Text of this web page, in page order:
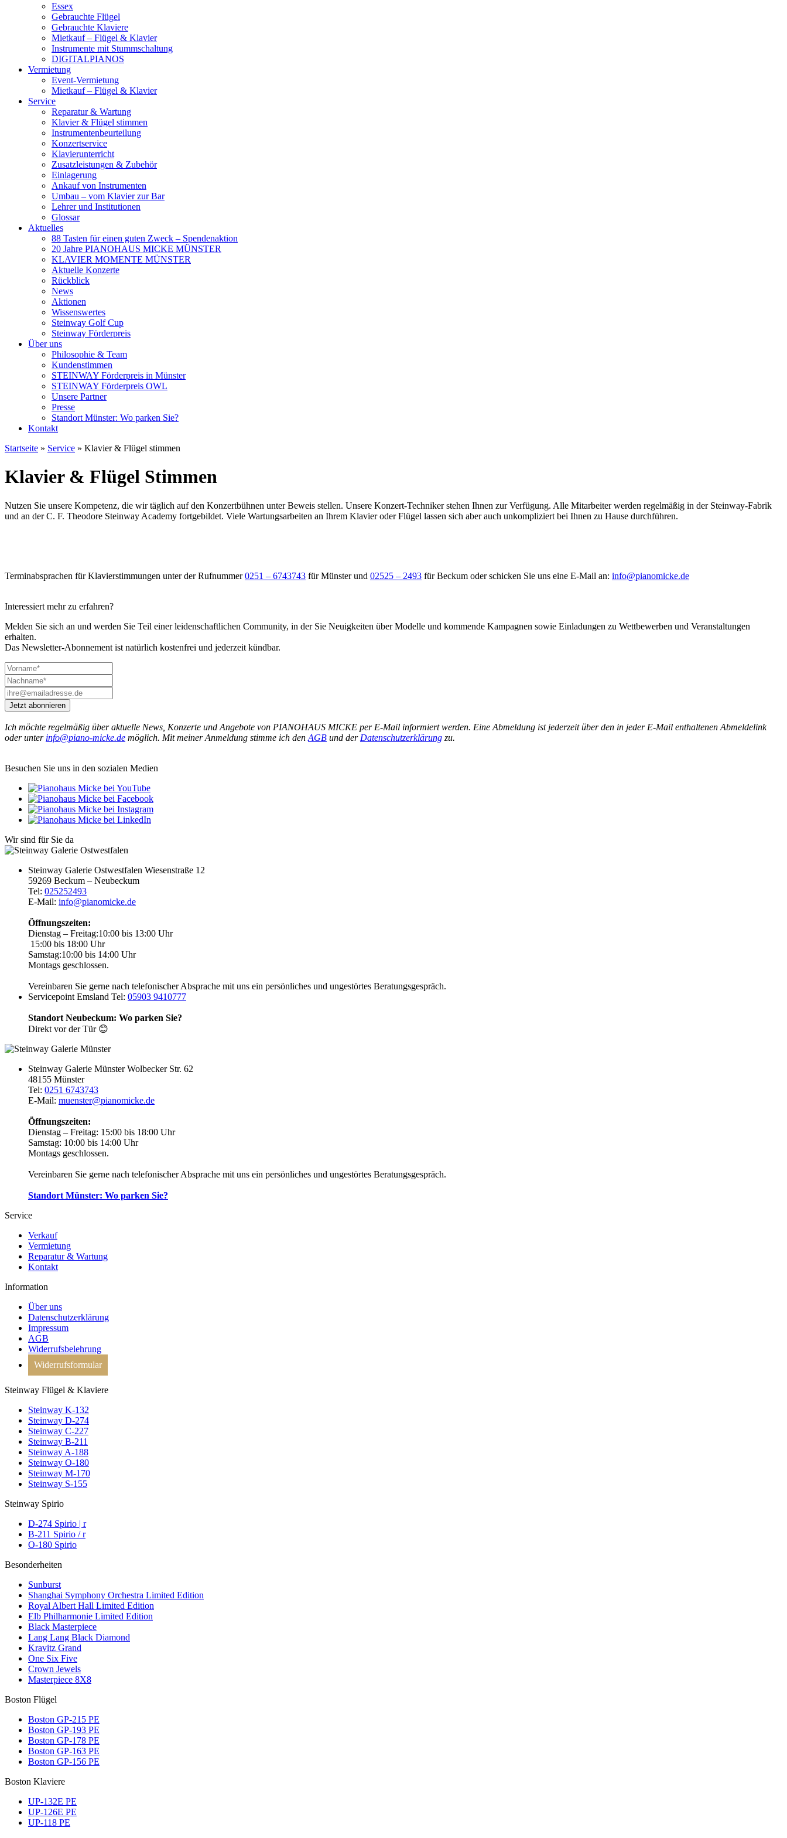
Essex
Gebrauchte Flügel
Gebrauchte Klaviere
Mietkauf – Flügel & Klavier
Instrumente mit Stummschaltung
DIGITALPIANOS
Vermietung
Event-Vermietung
Mietkauf – Flügel & Klavier
Service
Reparatur & Wartung
Klavier & Flügel stimmen
Instrumentenbeurteilung
Konzertservice
Klavierunterricht
Zusatzleistungen & Zubehör
Einlagerung
Ankauf von Instrumenten
Umbau – vom Klavier zur Bar
Lehrer und Institutionen
Glossar
Aktuelles
88 Tasten für einen guten Zweck – Spendenaktion
20 Jahre PIANOHAUS MICKE MÜNSTER
KLAVIER MOMENTE MÜNSTER
Aktuelle Konzerte
Rückblick
News
Aktionen
Wissenswertes
Steinway Golf Cup
Steinway Förderpreis
Über uns
Philosophie & Team
Kundenstimmen
STEINWAY Förderpreis in Münster
STEINWAY Förderpreis OWL
Unsere Partner
Presse
Standort Münster: Wo parken Sie?
Kontakt
Startseite » Service » Klavier & Flügel stimmen
Klavier & Flügel Stimmen
Nutzen Sie unsere Kompetenz, die wir täglich auf den Konzertbühnen unter Beweis stellen. Unsere Konzert-Techniker stehen Ihnen zur Verfügung. Alle Mitarbeiter werden regelmäßig in der Steinway-Fabrik
und an der C. F. Theodore Steinway Academy fortgebildet. Viele Wartungsarbeiten an Ihrem Klavier oder Flügel lassen sich aber auch unkompliziert bei Ihnen zu Hause durchführen.
Terminabsprachen für Klavierstimmungen unter der Rufnummer0251 – 6743743 für Münster und 02525 – 2493 für Beckum oder schicken Sie uns eine E-Mail an: info@pianomicke.de
Interessiert mehr zu erfahren?
Melden Sie sich an und werden Sie Teil einer leidenschaftlichen Community, in der Sie Neuigkeiten über Modelle und kommende Kampagnen sowie Einladungen zu Wettbewerben und Veranstaltungen
erhalten.
Das Newsletter-Abonnement ist natürlich kostenfrei und jederzeit kündbar.
Jetzt abonnieren
Ich möchte regelmäßig über aktuelle News, Konzerte und Angebote von PIANOHAUS MICKE per E-Mail informiert werden. Eine Abmeldung ist jederzeit über den in jeder E-Mail enthaltenen Abmeldelink
oder unter info@piano-micke.de möglich. Mit meiner Anmeldung stimme ich den AGB und der Datenschutzerklärung zu.
Besuchen Sie uns in den sozialen Medien
Wir sind für Sie da
Steinway Galerie Ostwestfalen Wiesenstraße 12
59269 Beckum – Neubeckum
Tel: 025252493
E-Mail: info@pianomicke.de
Öffnungszeiten:
Dienstag – Freitag:10:00 bis 13:00 Uhr
15:00 bis 18:00 Uhr
Samstag:10:00 bis 14:00 Uhr
Montags geschlossen.
Vereinbaren Sie gerne nach telefonischer Absprache mit uns ein persönliches und ungestörtes Beratungsgespräch.
Servicepoint Emsland Tel: 05903 9410777
Standort Neubeckum: Wo parken Sie?
Direkt vor der Tür 😊
Steinway Galerie MünsterWolbecker Str. 62
48155 Münster
Tel: 0251 6743743
E-Mail: muenster@pianomicke.de
Öffnungszeiten:
Dienstag – Freitag: 15:00 bis 18:00 Uhr
Samstag: 10:00 bis 14:00 Uhr
Montags geschlossen.
Vereinbaren Sie gerne nach telefonischer Absprache mit uns ein persönliches und ungestörtes Beratungsgespräch.
Standort Münster: Wo parken Sie?
Service
Verkauf
Vermietung
Reparatur & Wartung
Kontakt
Information
Über uns
Datenschutzerklärung
Impressum
AGB
Widerrufsbelehrung
Widerrufsformular
Steinway Flügel & Klaviere
Steinway K-132
Steinway D-274
Steinway C-227
Steinway B-211
Steinway A-188
Steinway O-180
Steinway M-170
Steinway S-155
Steinway Spirio
D-274 Spirio | r
B-211 Spirio / r
O-180 Spirio
Besonderheiten
Sunburst
Shanghai Symphony Orchestra Limited Edition
Royal Albert Hall Limited Edition
Elb Philharmonie Limited Edition
Black Masterpiece
Lang Lang Black Diamond
Kravitz Grand
One Six Five
Crown Jewels
Masterpiece 8X8
Boston Flügel
Boston GP-215 PE
Boston GP-193 PE
Boston GP-178 PE
Boston GP-163 PE
Boston GP-156 PE
Boston Klaviere
UP-132E PE
UP-126E PE
UP-118 PE